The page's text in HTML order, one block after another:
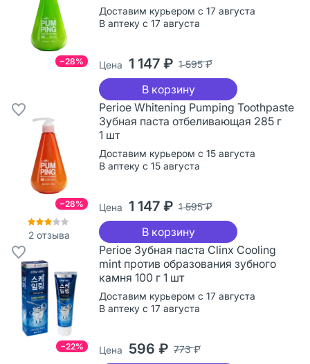
−28%
Доставим курьером с 17 августа
В аптеку с 17 августа
Цена 1 147 ₽ 1 595 ₽
В корзину
−28%
2 отзыва
Perioe Whitening Pumping Toothpaste
Зубная паста отбеливающая 285 г
1 шт
Доставим курьером с 15 августа
В аптеку с 15 августа
Цена 1 147 ₽ 1 595 ₽
В корзину
−22%
Perioe Зубная паста Clinx Cooling
mint против образования зубного
камня 100 г 1 шт
Доставим курьером с 17 августа
В аптеку с 17 августа
Цена 596 ₽ 773 ₽